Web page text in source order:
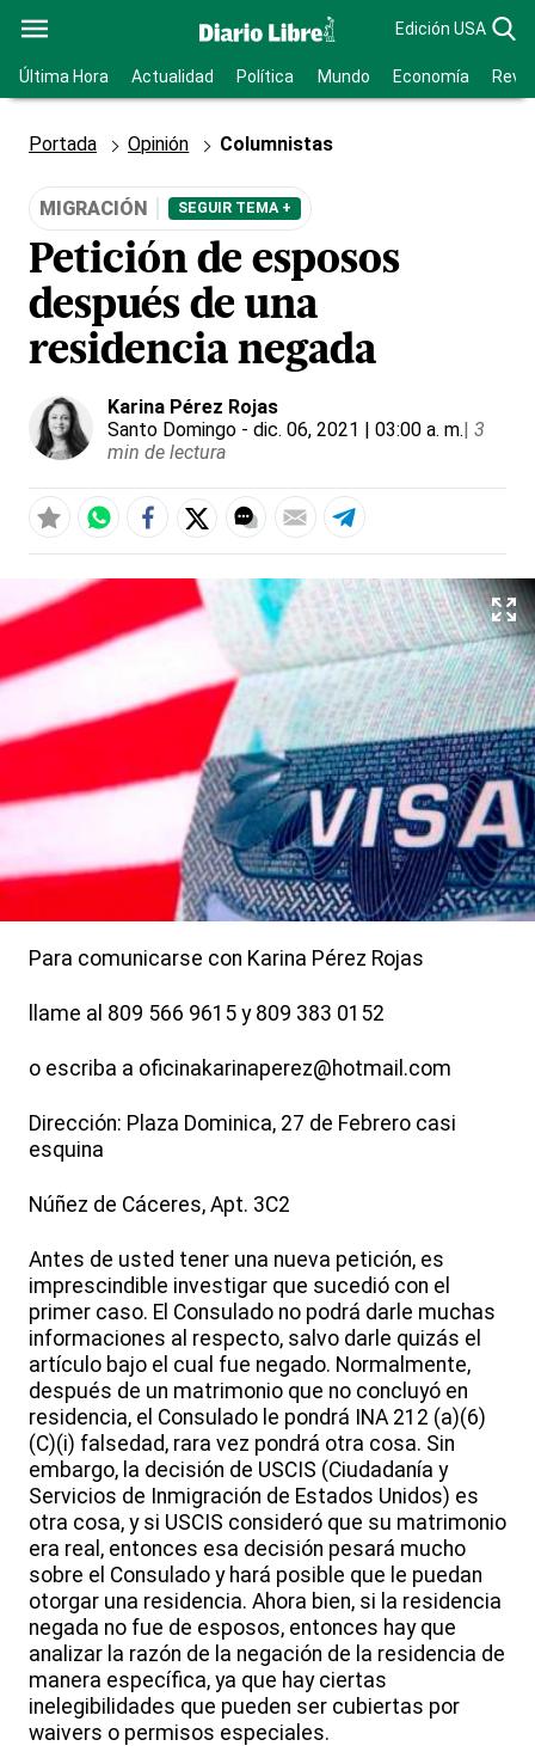
Edición USA
Última Hora Actualidad Política Mundo Economía
Portada Opinión Columnistas
MIGRACIÓN SEGUIR TEMA +
Petición de esposos
después de una
residencia negada
Karina Pérez Rojas
Santo Domingo - dic. 06, 2021 | 03:00 a. m.| 3
min de lectura
Para comunicarse con Karina Pérez Rojas
llame al 809 566 9615 y 809 383 0152
o escriba a oficinakarinaperez@hotmail.com
Dirección: Plaza Dominica, 27 de Febrero casi
esquina
Núñez de Cáceres, Apt. 3C2
Antes de usted tener una nueva petición, es
imprescindible investigar que sucedió con el
primer caso. El Consulado no podrá darle muchas
informaciones al respecto, salvo darle quizás el
artículo bajo el cual fue negado. Normalmente,
después de un matrimonio que no concluyó en
residencia, el Consulado le pondrá INA 212 (a)(6)
(C)(i) falsedad, rara vez pondrá otra cosa. Sin
embargo, la decisión de USCIS (Ciudadanía y
Servicios de Inmigración de Estados Unidos) es
otra cosa, y si USCIS consideró que su matrimonio
era real, entonces esa decisión pesará mucho
sobre el Consulado y hará posible que le puedan
otorgar una residencia. Ahora bien, si la residencia
negada no fue de esposos, entonces hay que
analizar la razón de la negación de la residencia de
manera específica, ya que hay ciertas
inelegibilidades que pueden ser cubiertas por
waivers o permisos especiales.